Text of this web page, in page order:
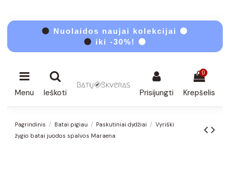
⚫ Nuolaidos naujai kolekcijai ⚫
⚫ iki -30%! ⚫
Menu Ieškoti Prisijungti
0
Krepšelis
Pagrindinis Batai pigiau Paskutiniai dydžiai
Vyriški
žygio batai juodos spalvos Maraena